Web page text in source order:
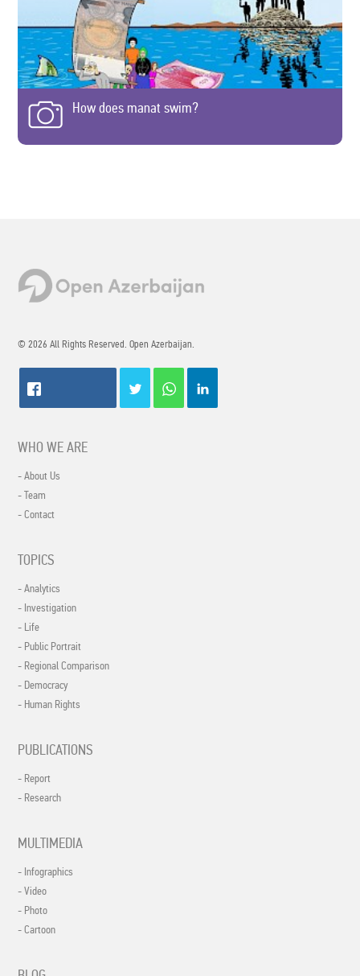
How does manat swim?
© 2026 All Rights Reserved. Open Azerbaijan.
WHO WE ARE
- About Us
- Team
- Contact
TOPICS
- Analytics
- Investigation
- Life
- Public Portrait
- Regional Comparison
- Democracy
- Human Rights
PUBLICATIONS
- Report
- Research
MULTIMEDIA
- Infographics
- Video
- Photo
- Cartoon